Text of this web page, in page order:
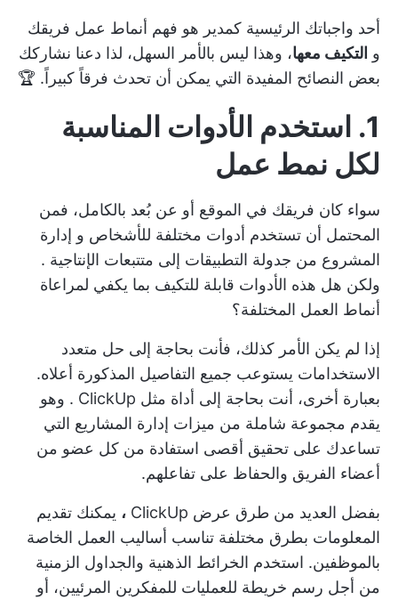
أحد واجباتك الرئيسية كمدير هو فهم أنماط عمل فريقك
و التكيف معها، وهذا ليس بالأمر السهل، لذا دعنا نشاركك
بعض النصائح المفيدة التي يمكن أن تحدث فرقاً كبيراً. 🏆
1. استخدم الأدوات المناسبة
لكل نمط عمل
سواء كان فريقك في الموقع أو عن بُعد بالكامل، فمن
المحتمل أن تستخدم أدوات مختلفة للأشخاص و إدارة
المشروع من جدولة التطبيقات إلى متتبعات الإنتاجية .
ولكن هل هذه الأدوات قابلة للتكيف بما يكفي لمراعاة
أنماط العمل المختلفة؟
إذا لم يكن الأمر كذلك، فأنت بحاجة إلى حل متعدد
الاستخدامات يستوعب جميع التفاصيل المذكورة أعلاه.
بعبارة أخرى، أنت بحاجة إلى أداة مثل ClickUp . وهو
يقدم مجموعة شاملة من ميزات إدارة المشاريع التي
تساعدك على تحقيق أقصى استفادة من كل عضو من
أعضاء الفريق والحفاظ على تفاعلهم.
بفضل العديد من طرق عرض ClickUp ، يمكنك تقديم
المعلومات بطرق مختلفة تناسب أساليب العمل الخاصة
بالموظفين. استخدم الخرائط الذهنية والجداول الزمنية
من أجل رسم خريطة للعمليات للمفكرين المرئيين، أو